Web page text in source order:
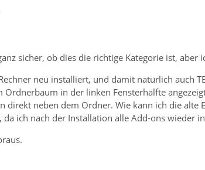
sicher, ob dies die richtige Kategorie ist, aber
neu installiert, und damit natürlich auch
Ordnerbaum in der linken Fensterhälfte
direkt neben dem Ordner. Wie kann ich die
da ich nach der Installation alle Add-ons wieder